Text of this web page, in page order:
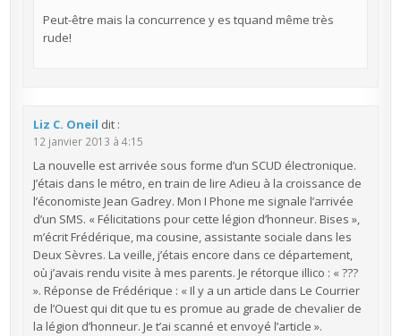
Peut-être mais la concurrence y es tquand même très
rude!
Liz C. Oneil dit :
12 janvier 2013 à 4:15
La nouvelle est arrivée sous forme d’un SCUD électronique.
J’étais dans le métro, en train de lire Adieu à la croissance de
l’économiste Jean Gadrey. Mon I Phone me signale l’arrivée
d’un SMS. « Félicitations pour cette légion d’honneur. Bises »,
m’écrit Frédérique, ma cousine, assistante sociale dans les
Deux Sèvres. La veille, j’étais encore dans ce département,
où j’avais rendu visite à mes parents. Je rétorque illico : « ???
». Réponse de Frédérique : « Il y a un article dans Le Courrier
de l’Ouest qui dit que tu es promue au grade de chevalier de
la légion d’honneur. Je t’ai scanné et envoyé l’article ».